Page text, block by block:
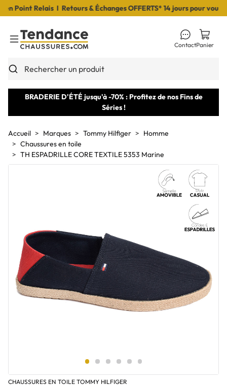
Point Relais I Retours & Échanges OFFERTS* 14 jours pour vous
Toggle Menu
Rechercher un produit
ContactPanier
BRADERIE D'ÉTÉ jusqu'à -70% : Profitez de nos Fins de
Séries !
Accueil Marques Tommy Hilfiger
Homme
Chaussures en toile
TH ESPADRILLE CORE TEXTILE 5353 Marine
CHAUSSURES EN TOILE TOMMY HILFIGER